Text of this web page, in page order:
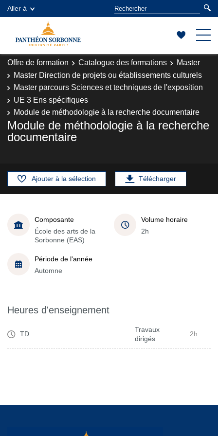
Aller à
Offre de formation Catalogue des formations
Master
Master Direction de projets ou établissements culturels
Master parcours Sciences et techniques de l'exposition
UE 3 Ens spécifiques
Module de méthodologie à la recherche documentaire
Module de méthodologie à la recherche
documentaire
Ajouter à la sélection Télécharger
Composante
École des arts de la
Sorbonne (EAS)
Volume horaire
2h
Période de l'année
Automne
Heures d'enseignement
TD
Travaux
dirigés
2h